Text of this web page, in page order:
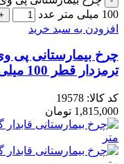
100 میلی متر عدد
افزودن به سبد خرید
چرخ بیمارستانی پی
ترمزدار قطر 100 میلی متر
کد کالا: 19578
1,815,000 تومان